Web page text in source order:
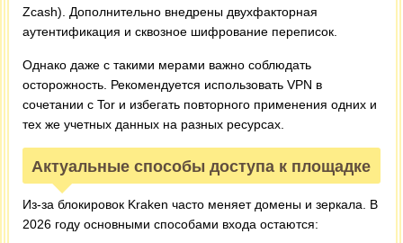
Zcash). Дополнительно внедрены двухфакторная
аутентификация и сквозное шифрование переписок.
Однако даже с такими мерами важно соблюдать
осторожность. Рекомендуется использовать VPN в
сочетании с Tor и избегать повторного применения одних и
тех же учетных данных на разных ресурсах.
Актуальные способы доступа к площадке
Из-за блокировок Kraken часто меняет домены и зеркала. В
2026 году основными способами входа остаются: